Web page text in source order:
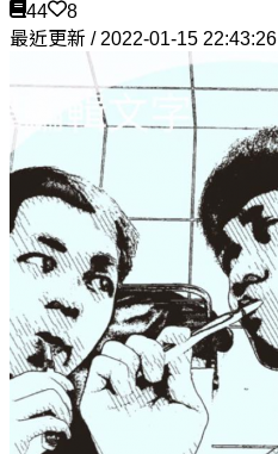
44
8
最近更新 / 2022-01-15 22:43:26